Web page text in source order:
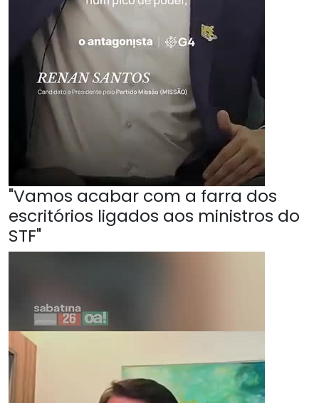
"Vamos acabar com a farra dos
escritórios ligados aos ministros do
STF"